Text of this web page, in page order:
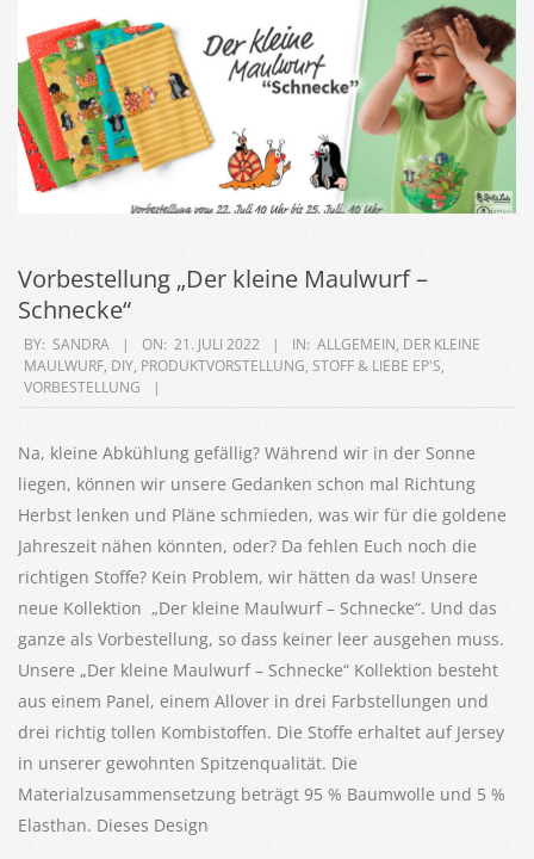
Vorbestellung „Der kleine Maulwurf –
Schnecke“
2022-
07-
BY: SANDRA ON: 21. JULI 2022 IN: ALLGEMEIN, DER KLEINE
MAULWURF, DIY, PRODUKTVORSTELLUNG, STOFF & LIEBE EP'S,
VORBESTELLUNG
Na, kleine Abkühlung gefällig? Während wir in der Sonne
liegen, können wir unsere Gedanken schon mal Richtung
Herbst lenken und Pläne schmieden, was wir für die goldene
Jahreszeit nähen könnten, oder? Da fehlen Euch noch die
richtigen Stoffe? Kein Problem, wir hätten da was! Unsere
neue Kollektion „Der kleine Maulwurf – Schnecke“. Und das
ganze als Vorbestellung, so dass keiner leer ausgehen muss.
Unsere „Der kleine Maulwurf – Schnecke“ Kollektion besteht
aus einem Panel, einem Allover in drei Farbstellungen und
drei richtig tollen Kombistoffen. Die Stoffe erhaltet auf Jersey
in unserer gewohnten Spitzenqualität. Die
Materialzusammensetzung beträgt 95 % Baumwolle und 5 %
Elasthan. Dieses Design